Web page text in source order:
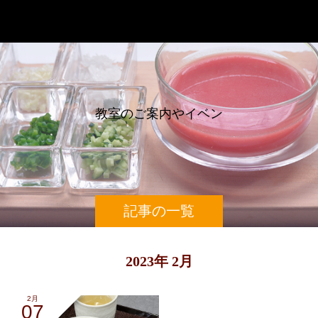
記事の一覧
教室のご案内やイベント
2023年 2月
2月
07